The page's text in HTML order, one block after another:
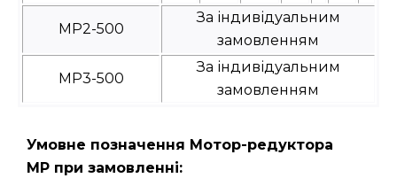
МР2-500
За індивідуальним
замовленням
МР3-500
За індивідуальним
замовленням
Умовне позначення Мотор-редуктора
МР при замовленні: